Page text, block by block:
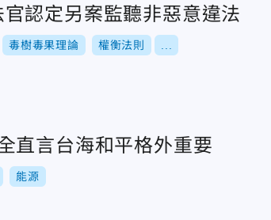
認定另案監聽非惡意違法
毒樹毒果理論 權衡法則
直言台海和平格外重要
能源